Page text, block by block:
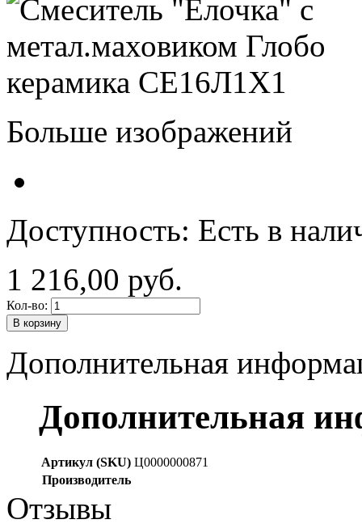
Больше изображений
Доступность: Есть в
1 216,00 руб.
Кол-во:
В корзину
Дополнительная
Дополнительная
Артикул (SKU) Ц0000000871
Производитель
Отзывы